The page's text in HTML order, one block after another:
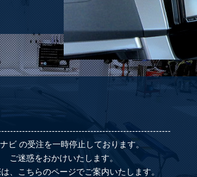
ビ の受注を一時停止しております。
ご迷惑をおかけいたします。
、こちらのページでご案内いたします。